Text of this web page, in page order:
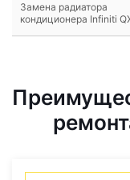
Замена радиатора
кондиционера Infiniti